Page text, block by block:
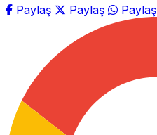
Paylaş
Paylaş Paylaş